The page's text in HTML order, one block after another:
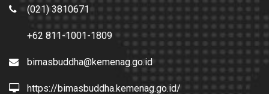
(021) 3810671
+62 811-1001-1809
bimasbuddha@kemenag.go.id
https://bimasbuddha.kemenag.go.id/